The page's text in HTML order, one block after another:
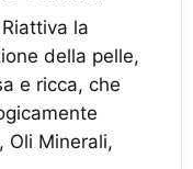
la
della pelle,
e ricca, che
Oli Minerali,